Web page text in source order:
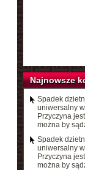
Najnowsze
Spadek
uniwersalny
Przyczyna
można by
Spadek
uniwersalny
Przyczyna
można by